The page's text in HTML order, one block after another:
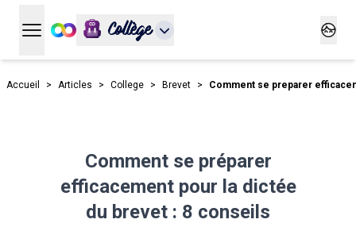
Ouvrir le menu principal
Collège
Accueil > Articles > College > Brevet > Comment se preparer
Comment se préparer
efficacement pour la dictée
du brevet : 8 conseils